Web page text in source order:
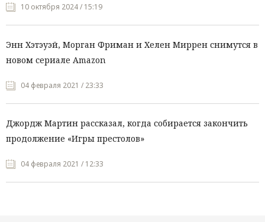
10 октября 2024 / 15:19
Энн Хэтэуэй, Морган Фриман и Хелен Миррен снимутся в
новом сериале Amazon
04 февраля 2021 / 23:33
Джордж Мартин рассказал, когда собирается закончить
продолжение «Игры престолов»
04 февраля 2021 / 12:33